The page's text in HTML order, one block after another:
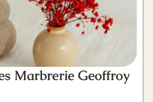
Marbrerie Geoffroy